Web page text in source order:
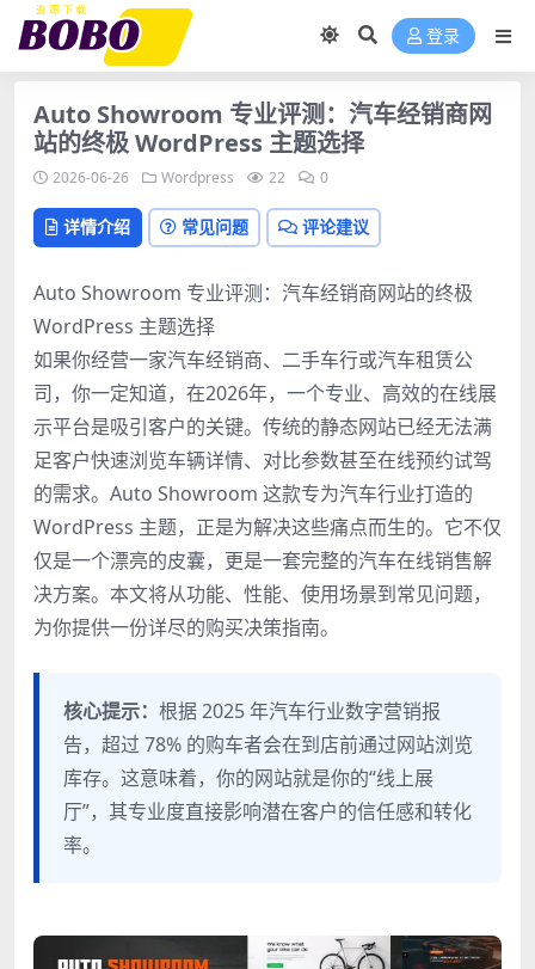
登录
Auto Showroom 专业评测：汽车经销商网
站的终极 WordPress 主题选择
2026-06-26 Wordpress 22 0
详情介绍 常见问题 评论建议
Auto Showroom 专业评测：汽车经销商网站的终极
WordPress 主题选择
如果你经营一家汽车经销商、二手车行或汽车租赁公
司，你一定知道，在2026年，一个专业、高效的在线展
示平台是吸引客户的关键。传统的静态网站已经无法满
足客户快速浏览车辆详情、对比参数甚至在线预约试驾
的需求。Auto Showroom 这款专为汽车行业打造的
WordPress 主题，正是为解决这些痛点而生的。它不仅
仅是一个漂亮的皮囊，更是一套完整的汽车在线销售解
决方案。本文将从功能、性能、使用场景到常见问题，
为你提供一份详尽的购买决策指南。
核心提示： 根据 2025 年汽车行业数字营销报
告，超过 78% 的购车者会在到店前通过网站浏览
库存。这意味着，你的网站就是你的“线上展
厅”，其专业度直接影响潜在客户的信任感和转化
率。